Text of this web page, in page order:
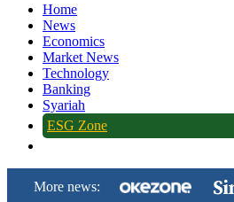
Home
News
Economics
Market News
Technology
Banking
Syariah
ESG Zone
More news: